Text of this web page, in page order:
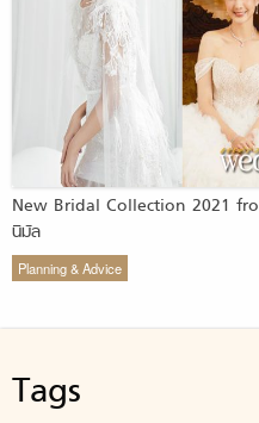
New Bridal Collection 2021
นิมัล
Planning & Advice
Tags